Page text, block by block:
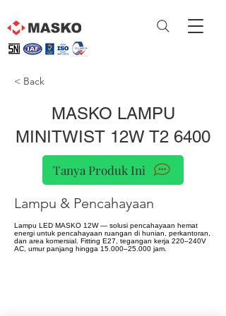
< Back
MASKO LAMPU
MINITWIST 12W T2 6400
Tanya Produk Ini
Lampu & Pencahayaan
Lampu LED MASKO 12W — solusi pencahayaan hemat
energi untuk pencahayaan ruangan di hunian, perkantoran,
dan area komersial. Fitting E27, tegangan kerja 220–240V
AC, umur panjang hingga 15.000–25.000 jam.